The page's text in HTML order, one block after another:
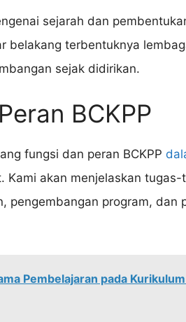
sejarah dan
belakang terbentuknya
sejak didirikan.
BCKPP
fungsi dan peran BCKPP
Kami akan menjelaskan
pengembangan program, dan
Pembelajaran pada